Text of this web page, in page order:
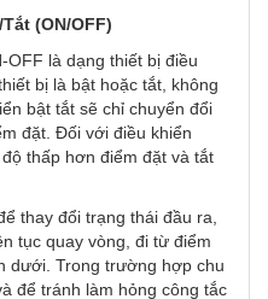
(ON/OFF)
OFF là dạng thiết bị điều
bị là bật hoặc tắt, không
bật tắt sẽ chỉ chuyển đổi
đặt. Đối với điều khiển
thấp hơn điểm đặt và tắt
thay đổi trạng thái đầu ra,
tục quay vòng, đi từ điểm
dưới. Trong trường hợp chu
để tránh làm hỏng công tắc